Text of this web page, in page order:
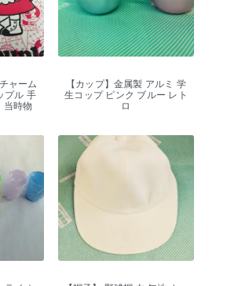
ャーム
プル 手
当時物
【カップ】金属製 アルミ 学
生コップ ピンク ブルー レト
ロ